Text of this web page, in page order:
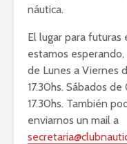
náutica.
El lugar para
estamos
de Lunes a Viernes
17.30hs. Sábados
17.30hs. También
enviarnos un mail a